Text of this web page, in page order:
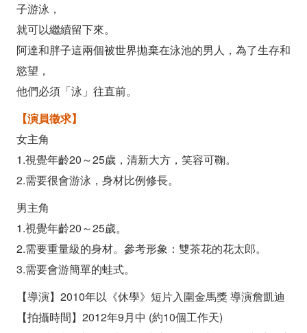
子游泳，
就可以繼續留下來。
阿達和胖子這兩個被世界拋棄在泳池的男人，為了生存和
慾望，
他們必須「泳」往直前。
【演員徵求】
女主角
1.視覺年齡20～25歲，清新大方，笑容可鞠。
2.需要很會游泳，身材比例修長。
男主角
1.視覺年齡20～25歲。
2.需要重量級的身材。參考形象：雙茶花的花太郎。
3.需要會游簡單的蛙式。
【導演】2010年以《休學》短片入圍金馬獎 導演詹凱迪
【拍攝時間】2012年9月中 (約10個工作天)